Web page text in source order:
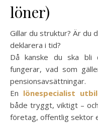
löner)
Gillar du struktur? Är du
deklarera i tid?
Då kanske du ska bli
fungerar, vad som
pensionsavsättningar.
En lönespecialist
både tryggt, viktigt –
företag, offentlig sektor